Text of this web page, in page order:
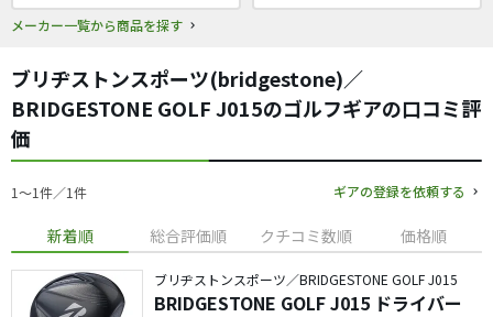
メーカー一覧から商品を探す
ブリヂストンスポーツ(bridgestone)／
BRIDGESTONE GOLF J015のゴルフギアの口コミ評
価
1〜1件／1件 ギアの登録を依頼する
新着順 総合評価順 クチコミ数順 価格順
ブリヂストンスポーツ／BRIDGESTONE GOLF J015
BRIDGESTONE GOLF J015 ドライバー